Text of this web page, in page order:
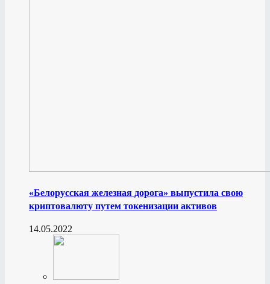
«Белорусская железная дорога» выпустила свою
криптовалюту путем токенизации активов
14.05.2022